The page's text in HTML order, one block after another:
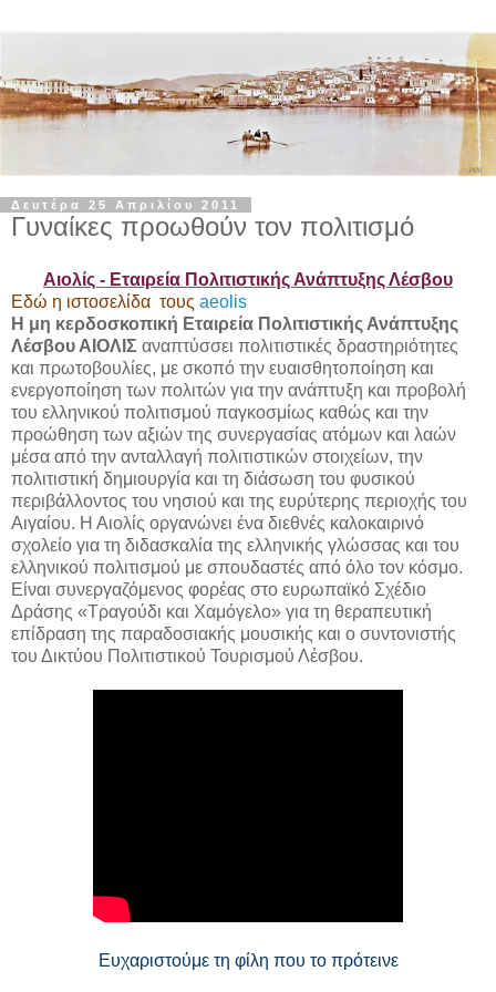
Δευτέρα 25 Απριλίου 2011
Γυναίκες προωθούν τον πολιτισμό
Αιολίς - Εταιρεία Πολιτιστικής Ανάπτυξης Λέσβου
Εδώ η ιστοσελίδα τους aeolis
Η μη κερδοσκοπική Εταιρεία Πολιτιστικής Ανάπτυξης
Λέσβου ΑΙΟΛΙΣ αναπτύσσει πολιτιστικές δραστηριότητες
και πρωτοβουλίες, με σκοπό την ευαισθητοποίηση και
ενεργοποίηση των πολιτών για την ανάπτυξη και προβολή
του ελληνικού πολιτισμού παγκοσμίως καθώς και την
προώθηση των αξιών της συνεργασίας ατόμων και λαών
μέσα από την ανταλλαγή πολιτιστικών στοιχείων, την
πολιτιστική δημιουργία και τη διάσωση του φυσικού
περιβάλλοντος του νησιού και της ευρύτερης περιοχής του
Αιγαίου. Η Αιολίς οργανώνει ένα διεθνές καλοκαιρινό
σχολείο για τη διδασκαλία της ελληνικής γλώσσας και του
ελληνικού πολιτισμού με σπουδαστές από όλο τον κόσμο.
Είναι συνεργαζόμενος φορέας στο ευρωπαϊκό Σχέδιο
Δράσης «Τραγούδι και Χαμόγελο» για τη θεραπευτική
επίδραση της παραδοσιακής μουσικής και ο συντονιστής
του Δικτύου Πολιτιστικού Τουρισμού Λέσβου.
Ευχαριστούμε τη φίλη που το πρότεινε